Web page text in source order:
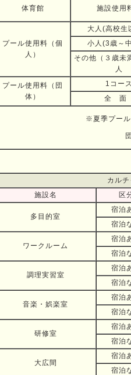
体育館 施設使用
プール使用料（個
人）
大人(高校生
小人(3歳～
その他（３歳未
人
プール使用料（団
体）
1コース
全 面
※夏季プー
カル
施設名
区
多目的室
宿泊
宿泊
ワークルーム
宿泊
宿泊
調理実習室
宿泊
宿泊
音楽・娯楽室
宿泊
宿泊
研修室
宿泊
宿泊
大広間
宿泊
宿泊